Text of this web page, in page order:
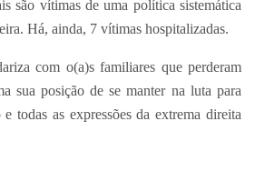
são vítimas de uma política sistemática
Há, ainda, 7 vítimas hospitalizadas.
com o(a)s familiares que perderam
sua posição de se manter na luta para
todas as expressões da extrema direita